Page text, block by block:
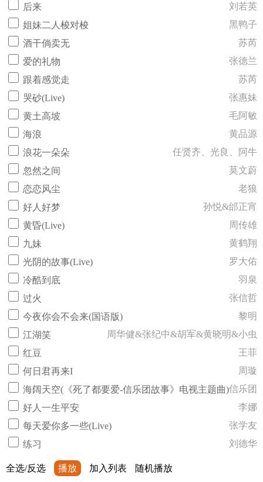
后来
刘若英
姐妹二人梭对梭
黑鸭子
酒干倘卖无
苏芮
爱的礼物
张德兰
跟着感觉走
苏芮
哭砂(Live)
张惠妹
黄土高坡
毛阿敏
海浪
黄品源
浪花一朵朵
任贤齐、光良、阿牛
忽然之间
莫文蔚
恋恋风尘
老狼
好人好梦
孙悦&邰正宵
黄昏(Live)
周传雄
九妹
黄鹤翔
光阴的故事(Live)
罗大佑
冷酷到底
羽泉
过火
张信哲
今夜你会不会来(国语版)
黎明
江湖笑
周华健&张纪中&胡军&黄晓明&小虫
红豆
王菲
何日君再来I
周璇
海阔天空(《死了都要爱-信乐团故事》电视主题曲)信乐团
好人一生平安
李娜
每天爱你多一些(Live)
张学友
练习
刘德华
全选/反选 播放 加入列表 随机播放